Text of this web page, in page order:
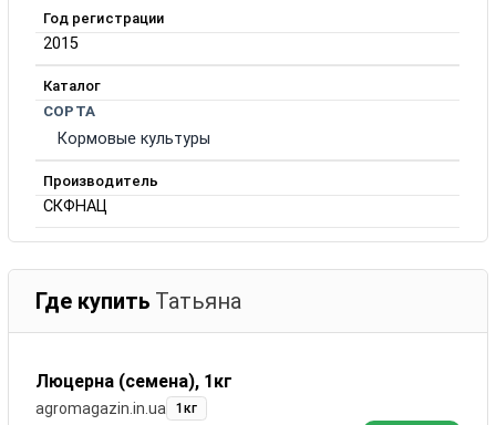
Год регистрации
2015
Каталог
СОРТА
Кормовые культуры
Производитель
СКФНАЦ
Где купить Татьяна
Люцерна (семена), 1кг
agromagazin.in.ua 1кг